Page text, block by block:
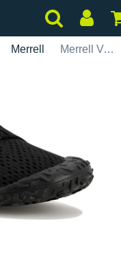
Merrell Merrell Vapor Glove 6 BOA